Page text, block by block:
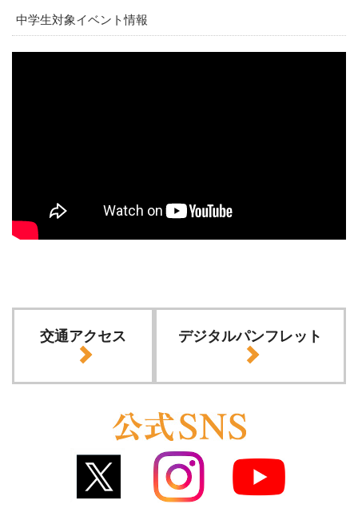
中学生対象イベント情報
交通アクセス デジタルパンフレット